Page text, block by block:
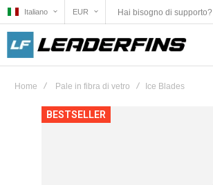
Italiano EUR Hai bisogno di supporto?
Home Pale in fibra di vetro Ice Blades
Vai
alla
BESTSELLER